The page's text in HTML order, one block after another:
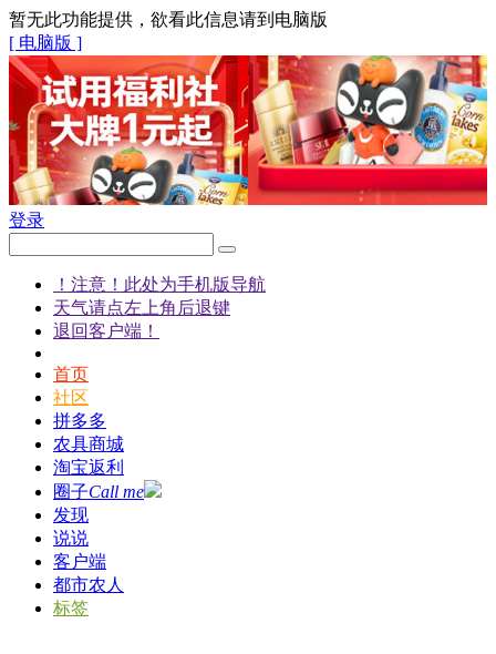
暂无此功能提供，欲看此信息请到电脑版
[ 电脑版 ]
登录
！注意！此处为手机版导航
天气请点左上角后退键
退回客户端！
首页
社区
拼多多
农具商城
淘宝返利
圈子Call me
发现
说说
客户端
都市农人
标签